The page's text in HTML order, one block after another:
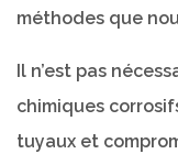
méthodes que
Il n’est pas
chimiques
tuyaux et